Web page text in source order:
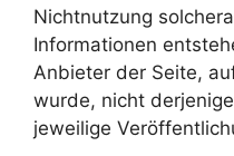
Nichtnutzung
Informationen
Anbieter der Seite,
wurde, nicht
jeweilige